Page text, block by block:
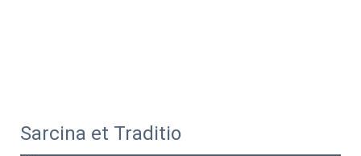
Sarcina et Traditio